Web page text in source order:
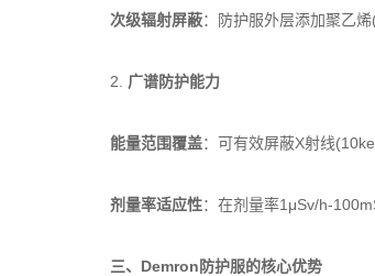
​次级辐射屏蔽​：防护服外层添加聚乙
2. ​ ​广谱防护能力​
​能量范围覆盖​：可有效屏蔽X射线
​剂量率适应性​：在剂量率1μSv/h-
​三、Demron防护服的核心优势​